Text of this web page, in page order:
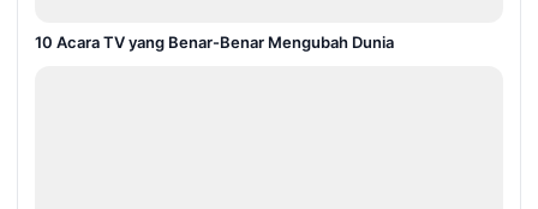
10 Acara TV yang Benar-Benar Mengubah Dunia